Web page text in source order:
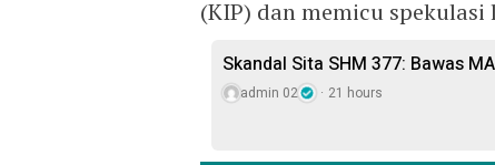
(KIP) dan memicu
Skandal Sita SHM 377: Bawas
admin 02 21 hours